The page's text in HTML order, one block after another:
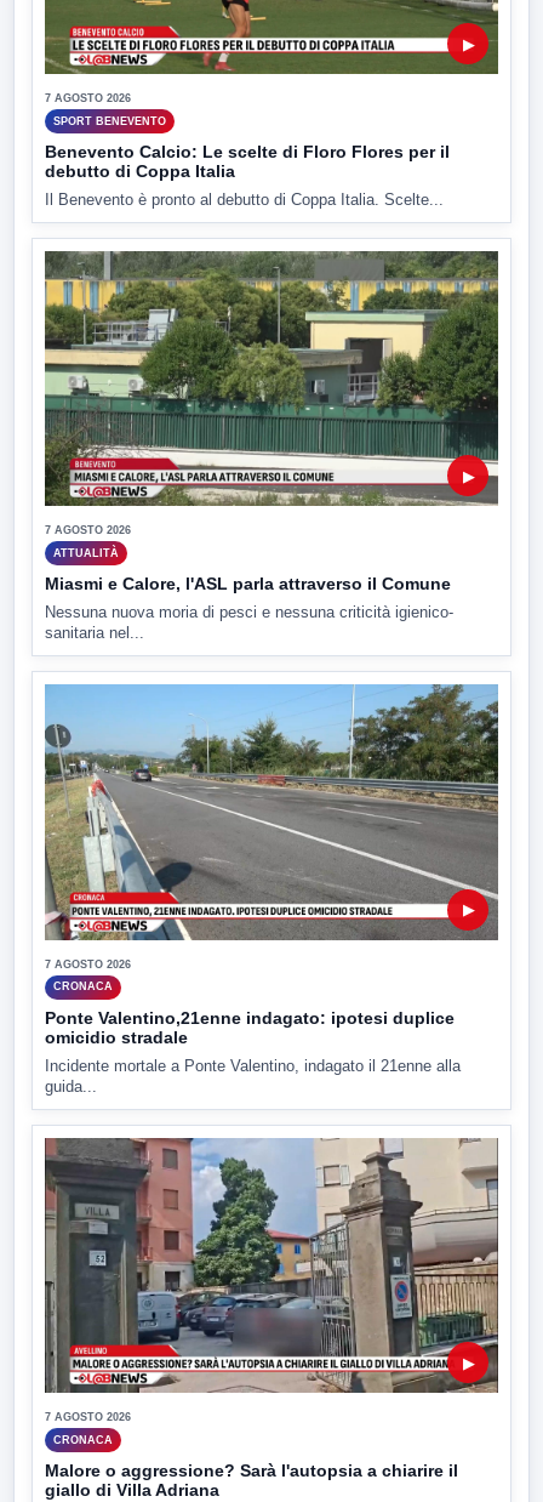
▶
7 AGOSTO 2026
SPORT BENEVENTO
Benevento Calcio: Le scelte di Floro Flores per il
debutto di Coppa Italia
Il Benevento è pronto al debutto di Coppa Italia. Scelte...
▶
7 AGOSTO 2026
ATTUALITÀ
Miasmi e Calore, l'ASL parla attraverso il Comune
Nessuna nuova moria di pesci e nessuna criticità igienico-
sanitaria nel...
▶
7 AGOSTO 2026
CRONACA
Ponte Valentino,21enne indagato: ipotesi duplice
omicidio stradale
Incidente mortale a Ponte Valentino, indagato il 21enne alla
guida...
▶
7 AGOSTO 2026
CRONACA
Malore o aggressione? Sarà l'autopsia a chiarire il
giallo di Villa Adriana